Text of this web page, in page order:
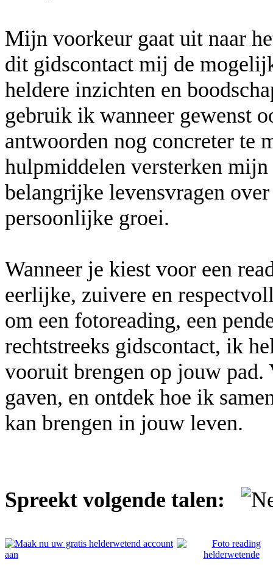
Mijn voorkeur gaat uit naar
dit gidscontact mij de
heldere inzichten en
gebruik ik wanneer gewenst
antwoorden nog concreter te
hulpmiddelen versterken
belangrijke levensvragen
persoonlijke groei.
Wanneer je kiest voor een
eerlijke, zuivere en
om een fotoreading, een
rechtstreeks gidscontact, ik
vooruit brengen op jouw
gaven, en ontdek hoe ik
kan brengen in jouw leven.
Spreekt volgende talen: